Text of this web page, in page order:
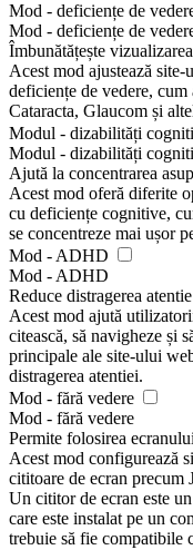
Mod - deficiențe de
Mod - deficiențe de
Îmbunătățește
Acest mod ajustează
deficiențe de vedere,
Cataracta, Glaucom și
Modul - dizabilități
Modul - dizabilități
Ajută la concentrarea
Acest mod oferă diferite
cu deficiențe cognitive,
se concentreze mai ușor
Mod - ADHD
Mod - ADHD
Reduce distragerea
Acest mod ajută
citească, să navigheze și
principale ale site-ului
distragerea atentiei.
Mod - fără vedere
Mod - fără vedere
Permite folosirea
Acest mod configurează
cititoare de ecran
Un cititor de ecran este
care este instalat pe un
trebuie să fie compatibile